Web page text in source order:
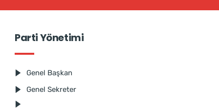
Parti Yönetimi
Genel Başkan
Genel Sekreter